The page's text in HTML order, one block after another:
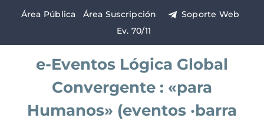
Área Pública Área Suscripción
Soporte Web
Ev. 70/11
e-Eventos Lógica Global
Convergente : «para
Humanos» (eventos ·barra